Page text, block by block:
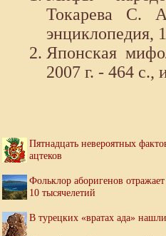
Токарева С.
энциклопедия,
Японская
2007 г. - 464 с.,
Пятнадцать невероятных
ацтеков
Фольклор аборигенов
10 тысячелетий
В турецких «вратах ада»